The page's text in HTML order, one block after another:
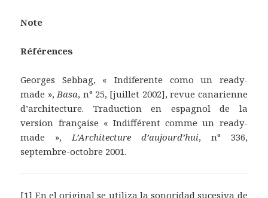
Note
Références
Georges Sebbag, « Indiferente como un ready-
made », Basa, n° 25, [juillet 2002], revue canarienne
d’architecture. Traduction en espagnol de la
version française « Indifférent comme un ready-
made », L’Architecture d’aujourd’hui, n° 336,
septembre-octobre 2001.
[1] En el original se utiliza la sonoridad sucesiva de